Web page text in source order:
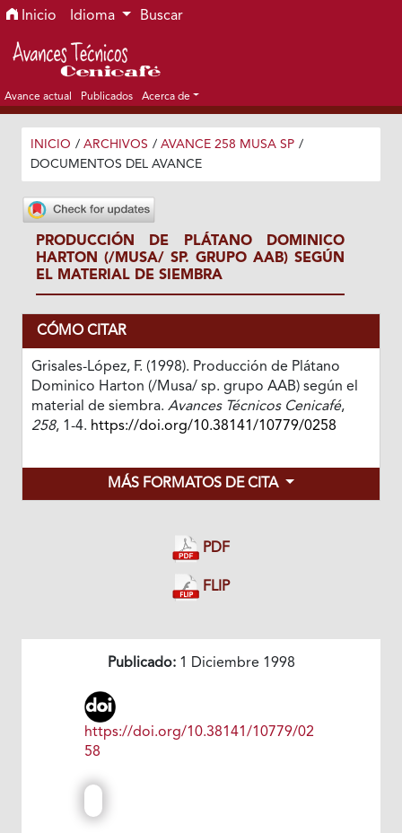
Ir al menú de navegación principal
Ir al contenido principal
Ir al pie de página del sitio
Inicio Idioma Buscar
Avance actual Publicados Acerca de
INICIO / ARCHIVOS / AVANCE 258 MUSA SP /
DOCUMENTOS DEL AVANCE
PRODUCCIÓN DE PLÁTANO DOMINICO
HARTON (/MUSA/ SP. GRUPO AAB) SEGÚN
EL MATERIAL DE SIEMBRA
CÓMO CITAR
Grisales-López, F. (1998). Producción de Plátano
Dominico Harton (/Musa/ sp. grupo AAB) según el
material de siembra. Avances Técnicos Cenicafé,
258, 1-4. https://doi.org/10.38141/10779/0258
MÁS FORMATOS DE CITA
PDF
FLIP
Publicado:1 Diciembre 1998
https://doi.org/10.38141/10779/02
58